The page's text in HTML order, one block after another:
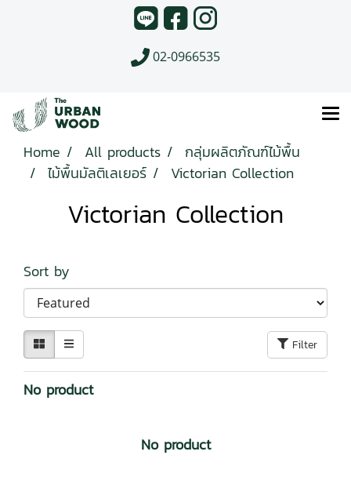
02-0966535
Home All products
กลุ่มผลิตภัณฑ์ไม้พื้น
ไม้พื้นมัลติเลเยอร์
Victorian Collection
Victorian Collection
Sort by
Filter
No product
No product